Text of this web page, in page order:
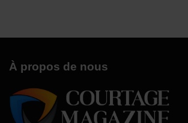
À propos de nous